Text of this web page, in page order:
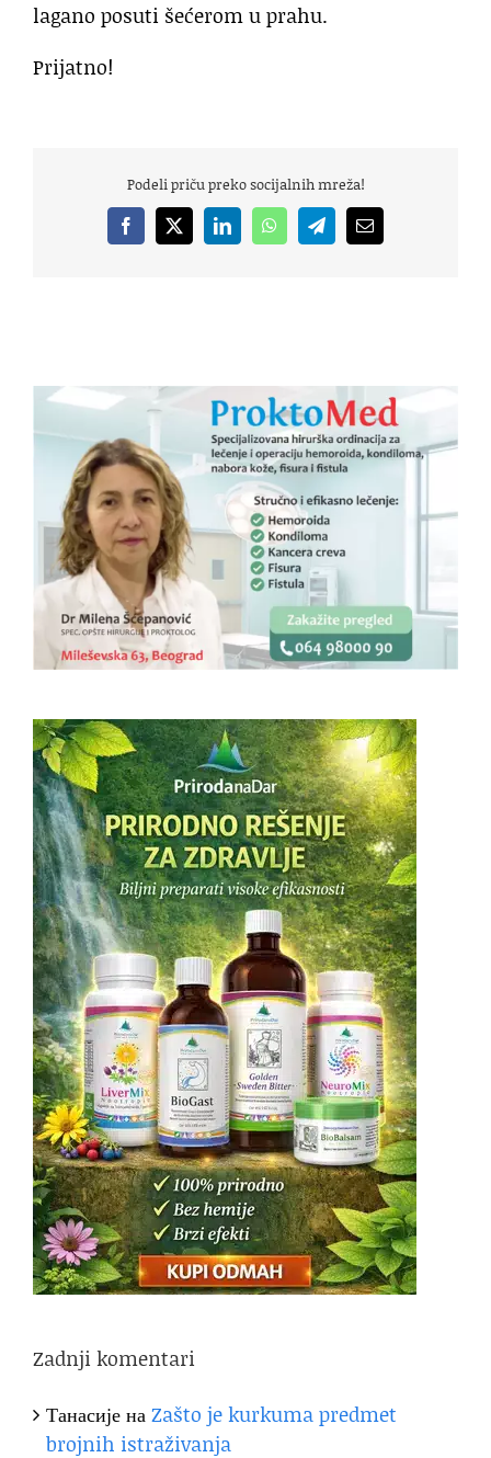
lagano posuti šećerom u prahu.
Prijatno!
Podeli priču preko socijalnih mreža!
Facebook
X LinkedInWhatsAppTelegramEmail
Zadnji komentari
ТанасијенаZašto je kurkuma predmet
brojnih istraživanja